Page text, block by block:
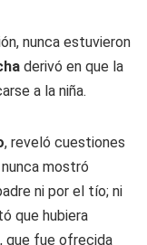
nunca estuvieron
derivó en que la
a la niña.
, reveló cuestiones
mostró
ni por el tío; ni
que hubiera
que fue ofrecida